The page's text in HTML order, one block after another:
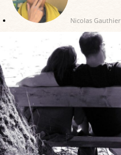
Nicolas Gauthier